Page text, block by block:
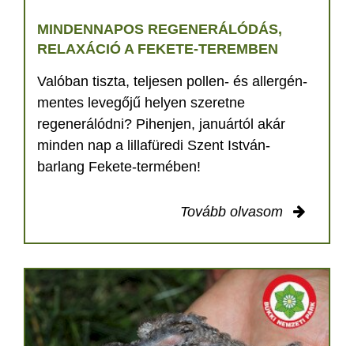
MINDENNAPOS REGENERÁLÓDÁS,
RELAXÁCIÓ A FEKETE-TEREMBEN
Valóban tiszta, teljesen pollen- és allergén-
mentes levegőjű helyen szeretne
regenerálódni? Pihenjen, januártól akár
minden nap a lillafüredi Szent István-
barlang Fekete-termében!
Tovább olvasom